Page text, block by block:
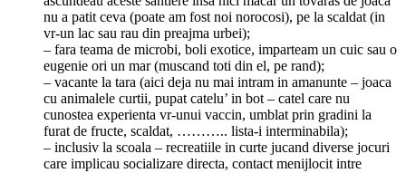
nu a patit ceva (poate am fost noi norocosi), pe la scaldat (in
vr-un lac sau rau din preajma urbei);
– fara teama de microbi, boli exotice, imparteam un cuic sau o
eugenie ori un mar (muscand toti din el, pe rand);
– vacante la tara (aici deja nu mai intram in amanunte – joaca
cu animalele curtii, pupat catelu’ in bot – catel care nu
cunostea experienta vr-unui vaccin, umblat prin gradini la
furat de fructe, scaldat, ……….. lista-i interminabila);
– inclusiv la scoala – recreatiile in curte jucand diverse jocuri
care implicau socializare directa, contact menijlocit intre